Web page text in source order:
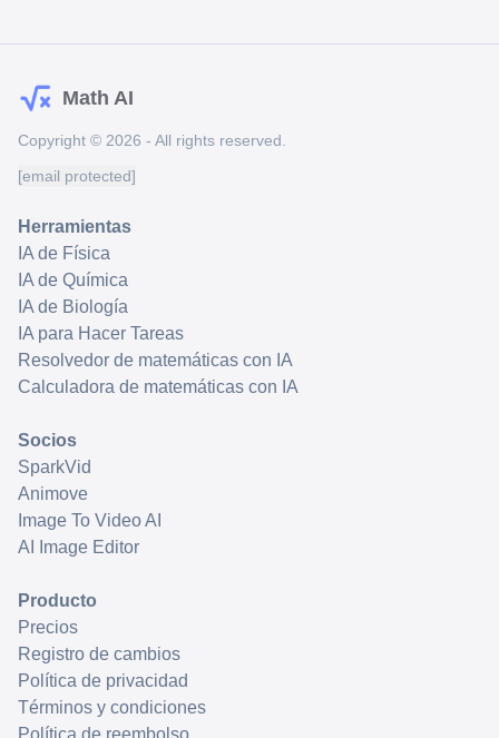
Math AI
Copyright © 2026 - All rights reserved.
[email protected]
Herramientas
IA de Física
IA de Química
IA de Biología
IA para Hacer Tareas
Resolvedor de matemáticas con IA
Calculadora de matemáticas con IA
Socios
SparkVid
Animove
Image To Video AI
AI Image Editor
Producto
Precios
Registro de cambios
Política de privacidad
Términos y condiciones
Política de reembolso